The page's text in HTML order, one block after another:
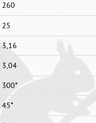
260
25
3,16
3,04
300*
45*